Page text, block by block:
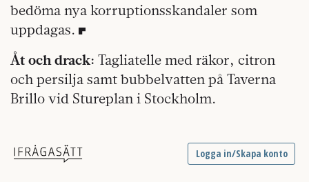
bedöma nya korruptionsskandaler som
uppdagas.
Åt och drack: Tagliatelle med räkor, citron
och persilja samt bubbelvatten på Taverna
Brillo vid Stureplan i Stockholm.